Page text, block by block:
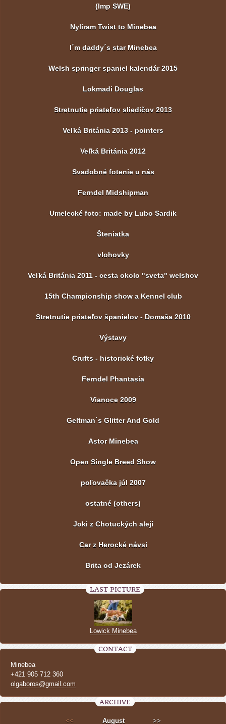
(Imp SWE)
Nyliram Twist to Minebea
I´m daddy´s star Minebea
Welsh springer spaniel kalendár 2015
Lokmadi Douglas
Stretnutie priateľov sliedičov 2013
Veľká Británia 2013 - pointers
Veľká Británia 2012
Svadobné fotenie u nás
Ferndel Midshipman
Umelecké foto: made by Lubo Sardik
Šteniatka
vlohovky
Veľká Británia 2011 - cesta okolo "sveta" welshov
15th Championship show a Kennel club
Stretnutie priateľov španielov - Domaša 2010
Výstavy
Crufts - historické fotky
Ferndel Phantasia
Vianoce 2009
Geltman´s Glitter And Gold
Astor Minebea
Open Single Breed Show
poľovačka júl 2007
ostatné (others)
Joki z Chotuckých alejí
Car z Herocké návsi
Brita od Jezárek
LAST PICTURE
Lowick Minebea
CONTACT
Minebea
+421 905 712 360
olgaboros@gmail.com
ARCHIVE
<< August >>